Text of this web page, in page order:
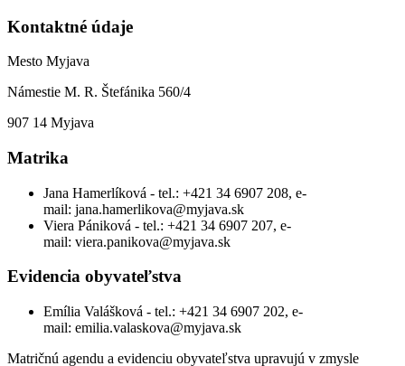
Kontaktné údaje
Mesto Myjava
Námestie M. R. Štefánika 560/4
907 14 Myjava
Matrika
Jana Hamerlíková - tel.: +421 34 6907 208, e-
mail: jana.hamerlikova@myjava.sk
Viera Pániková - tel.: +421 34 6907 207, e-
mail: viera.panikova@myjava.sk
Evidencia obyvateľstva
Emília Valášková - tel.: +421 34 6907 202, e-
mail: emilia.valaskova@myjava.sk
Matričnú agendu a evidenciu obyvateľstva upravujú v zmysle